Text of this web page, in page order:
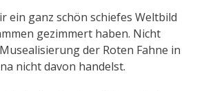
ein ganz schön schiefes Weltbild
gezimmert haben. Nicht
der Roten Fahne in
nicht davon handelst.